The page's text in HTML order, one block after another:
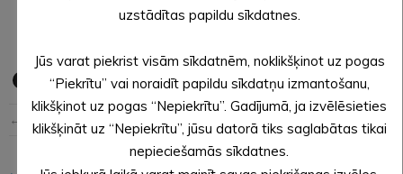
Alūksnes novada pašvaldības sabiedrisko attiecību
← Iepriekšējā ziņa
uzstādītas papildu sīkdatnes.
Jūs varat piekrist visām sīkdatnēm, noklikšķinot uz pogas
“Piekrītu” vai noraidīt papildu sīkdatņu izmantošanu,
klikšķinot uz pogas “Nepiekrītu”. Gadījumā, ja izvēlēsieties
klikšķināt uz “Nepiekrītu”, jūsu datorā tiks saglabātas tikai
nepieciešamās sīkdatnes.